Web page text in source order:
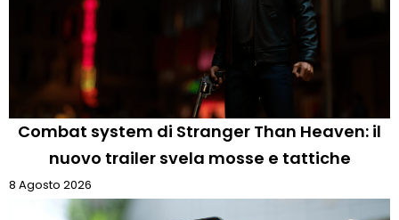
Combat system di Stranger Than Heaven: il
nuovo trailer svela mosse e tattiche
8 Agosto 2026